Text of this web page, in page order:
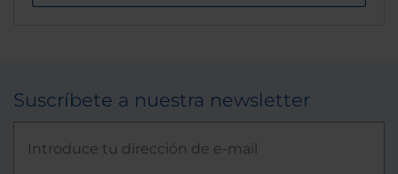
Suscríbete a nuestra newsletter